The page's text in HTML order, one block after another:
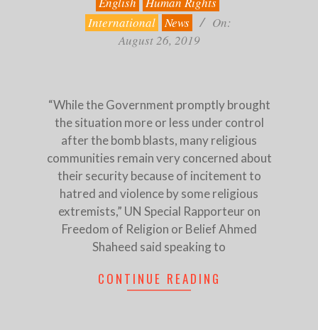
International News
On:
August 26, 2019
“While the Government promptly brought
the situation more or less under control
after the bomb blasts, many religious
communities remain very concerned about
their security because of incitement to
hatred and violence by some religious
extremists,” UN Special Rapporteur on
Freedom of Religion or Belief Ahmed
Shaheed said speaking to
CONTINUE READING